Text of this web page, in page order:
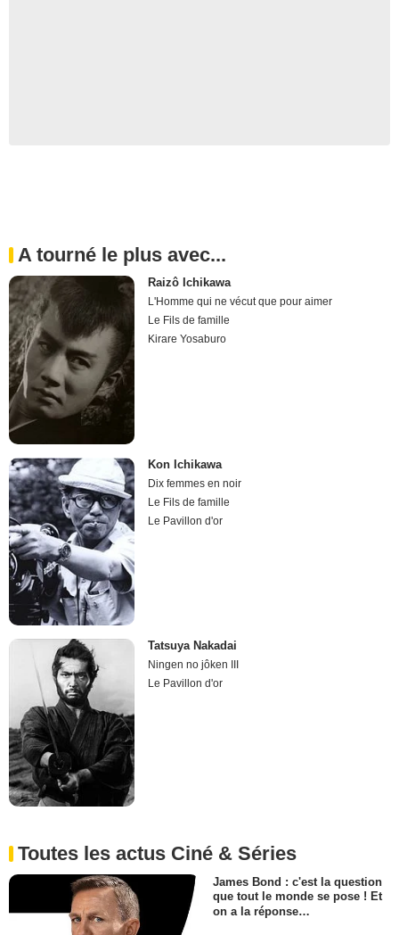
A tourné le plus avec...
Raizô Ichikawa
L'Homme qui ne vécut que pour aimer
Le Fils de famille
Kirare Yosaburo
Kon Ichikawa
Dix femmes en noir
Le Fils de famille
Le Pavillon d'or
Tatsuya Nakadai
Ningen no jôken III
Le Pavillon d'or
Toutes les actus Ciné & Séries
James Bond : c'est la question
que tout le monde se pose ! Et
on a la réponse…